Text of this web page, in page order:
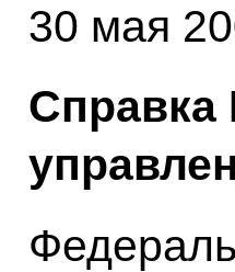
30 мая
Справка